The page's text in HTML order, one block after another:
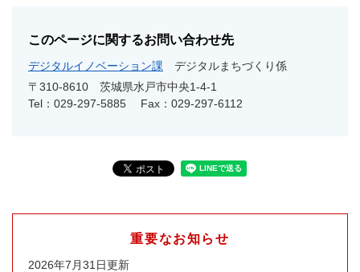
このページに関するお問い合わせ先
デジタルイノベーション課
デジタルまちづくり係
〒310-8610
茨城県水戸市中央1-4-1
Tel：029-297-5885
Fax：029-297-6112
重要なお知らせ
2026年7月31日更新